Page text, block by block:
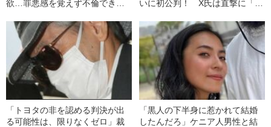
欲…罪悪感を覚えず不倫できる
いに初公判！ X氏は直撃に「同
「トヨタの非を認める判決が出
る可能性は、限りなくゼロ」裁
「黒人の下半身に惹かれて結婚
したんだろ」ケニア人男性と結